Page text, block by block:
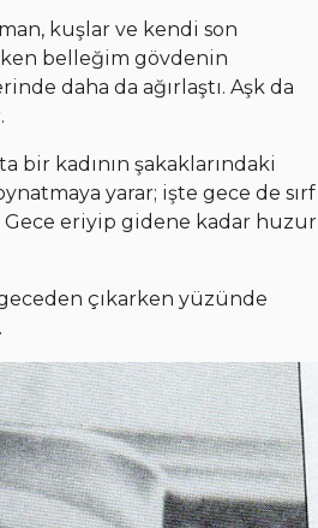
kuşlar ve kendi son
belleğim gövdenin
daha da ağırlaştı. Aşk da
bir kadının şakaklarındaki
yarar; işte gece de sırf
eriyip gidene kadar huzur
çıkarken yüzünde